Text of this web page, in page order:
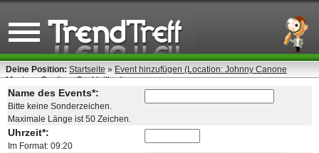
Deine Position: Startseite » Event hinzufügen (Location: Johnny Canone
Mexican Cantina -Cocktailbar)
Name des Events*:
Bitte keine Sonderzeichen.
Maximale Länge ist 50 Zeichen.
Uhrzeit*:
Im Format: 09:20